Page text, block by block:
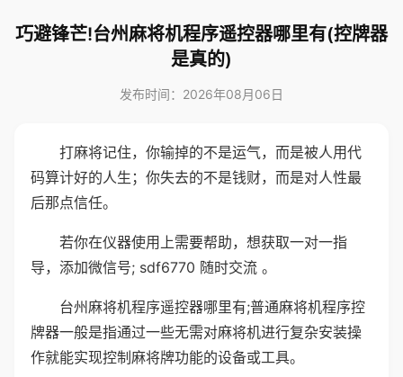
巧避锋芒!台州麻将机程序遥控器哪里有(控牌器
是真的)
发布时间：2026年08月06日
打麻将记住，你输掉的不是运气，而是被人用代
码算计好的人生；你失去的不是钱财，而是对人性最
后那点信任。
若你在仪器使用上需要帮助，想获取一对一指
导，添加微信号; sdf6770 随时交流 。
台州麻将机程序遥控器哪里有;普通麻将机程序控
牌器一般是指通过一些无需对麻将机进行复杂安装操
作就能实现控制麻将牌功能的设备或工具。